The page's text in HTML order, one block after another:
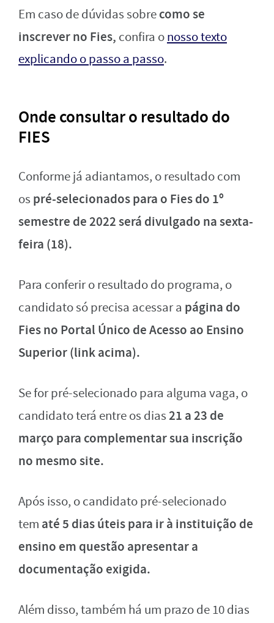
Em caso de dúvidas sobrecomo se
inscrever no Fies, confira onosso texto
explicando o passo a passo.
Onde consultar o resultado do
FIES
Conforme já adiantamos, o resultado com
os pré-selecionados para o Fies do 1º
semestre de 2022 será divulgado na sexta-
feira (18).
Para conferir o resultado do programa, o
candidato só precisa acessar a página do
Fies no Portal Único de Acesso ao Ensino
Superior (link acima).
Se for pré-selecionado para alguma vaga, o
candidato terá entre os dias21 a 23 de
março para complementar sua inscrição
no mesmo site.
Após isso, o candidato pré-selecionado
tem até 5 dias úteis para ir à instituição de
ensino em questão apresentar a
documentação exigida.
Além disso, também há um prazo de 10 dias